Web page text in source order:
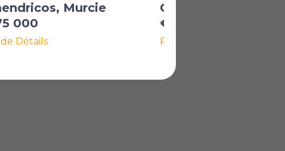
Murcie
000
Détails
Calasparra, Murcie
€295 000
Plus de Détails